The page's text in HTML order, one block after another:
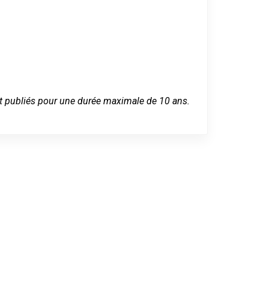
pour une durée maximale de 10 ans.